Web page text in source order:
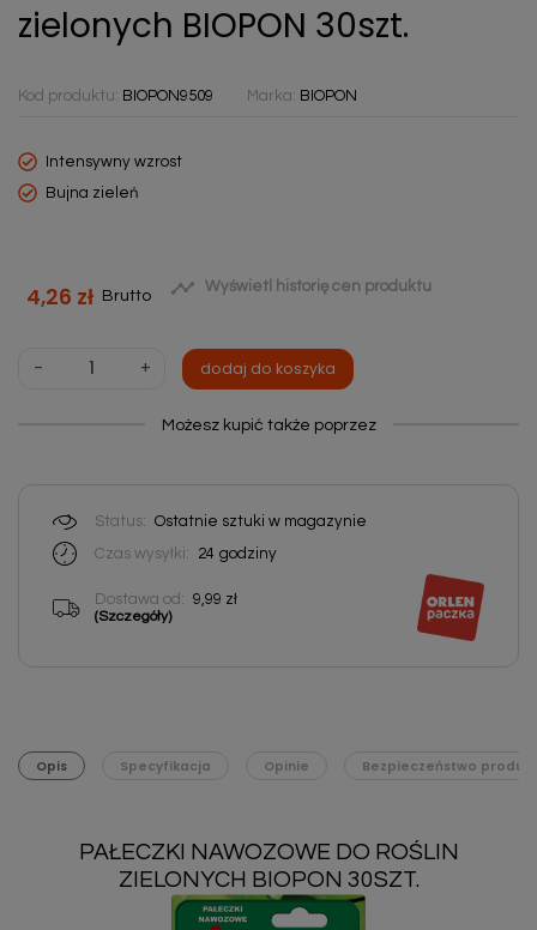
zielonych BIOPON 30szt.
Kod produktu: BIOPON9509 Marka: BIOPON
Intensywny wzrost
Bujna zieleń
4,26 zł Brutto  Wyświetl historię cen produktu
- + dodaj do koszyka
Możesz kupić także poprzez
Status: Ostatnie sztuki w magazynie
Czas wysyłki:
24 godziny
Dostawa od: 9,99 zł
(Szczegóły)
Opis Specyfikacja Opinie Bezpieczeństwo
PAŁECZKI NAWOZOWE DO ROŚLIN
ZIELONYCH BIOPON 30SZT.